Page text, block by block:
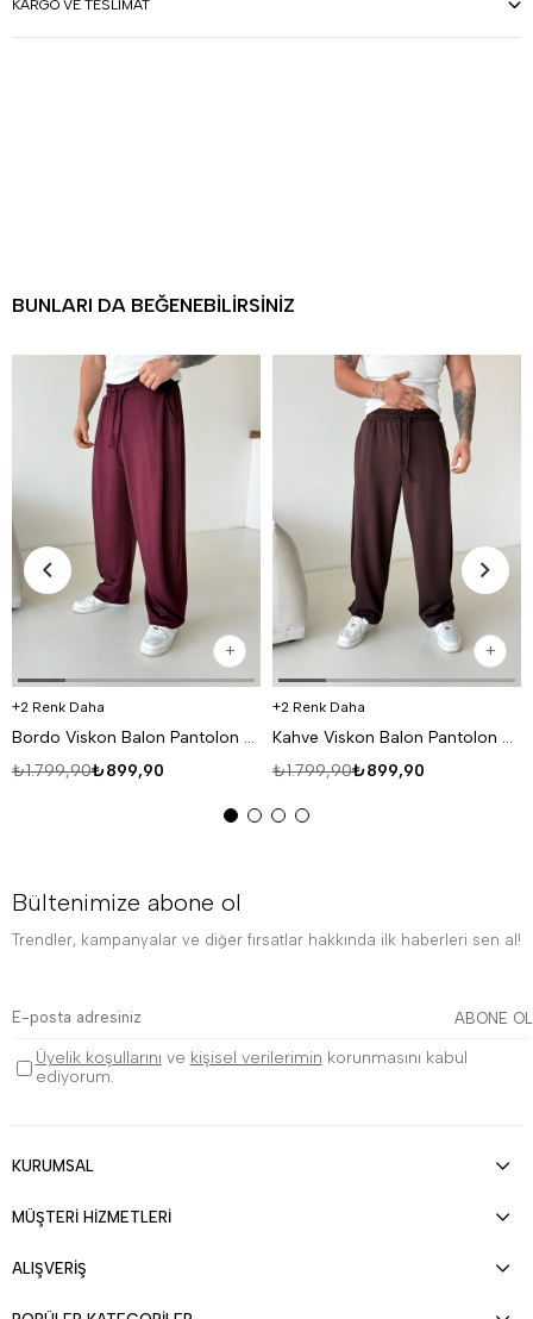
KARGO VE TESLIMAT
BUNLARI DA BEĞENEBILIRSINIZ
2 Renk Daha
Bordo Viskon Balon Pantolon PNC 4063
₺899,90
₺1.799,90
2 Renk Daha
Kahve Viskon Balon Pantolon PNC 4063
₺899,90
₺1.799,90
Bültenimize abone ol
Trendler, kampanyalar ve diğer fırsatlar hakkında ilk haberleri sen al!
ABONE OL
Üyelik koşullarını ve kişisel verilerimin korunmasını kabul
ediyorum.
KURUMSAL
MÜŞTERİ HİZMETLERİ
ALIŞVERİŞ